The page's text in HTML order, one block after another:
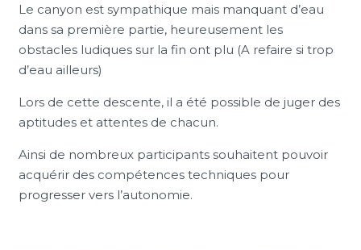
Le canyon est sympathique mais manquant d’eau
dans sa première partie, heureusement les
obstacles ludiques sur la fin ont plu (A refaire si trop
d’eau ailleurs)
Lors de cette descente, il a été possible de juger des
aptitudes et attentes de chacun.
Ainsi de nombreux participants souhaitent pouvoir
acquérir des compétences techniques pour
progresser vers l’autonomie.